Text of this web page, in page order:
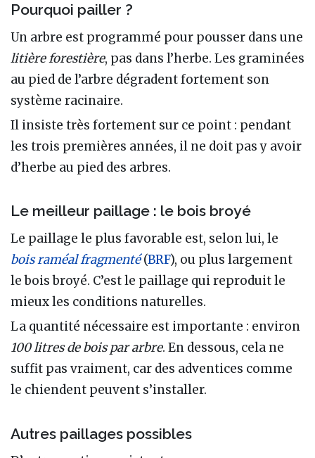
Pourquoi pailler ?
Un arbre est programmé pour pousser dans une
litière forestière, pas dans l’herbe. Les graminées
au pied de l’arbre dégradent fortement son
système racinaire.
Il insiste très fortement sur ce point : pendant
les trois premières années, il ne doit pas y avoir
d’herbe au pied des arbres.
Le meilleur paillage : le bois broyé
Le paillage le plus favorable est, selon lui, le
bois raméal fragmenté(BRF), ou plus largement
le bois broyé. C’est le paillage qui reproduit le
mieux les conditions naturelles.
La quantité nécessaire est importante : environ
100 litres de bois par arbre. En dessous, cela ne
suffit pas vraiment, car des adventices comme
le chiendent peuvent s’installer.
Autres paillages possibles